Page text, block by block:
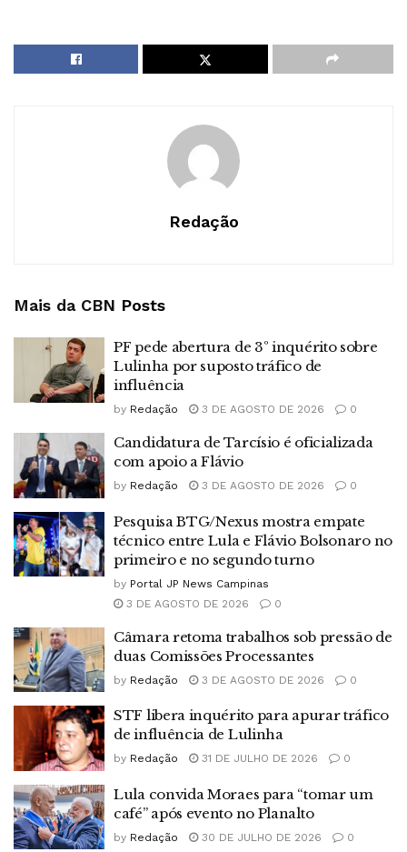
Redação
Mais da CBN Posts
PF pede abertura de 3º inquérito sobre
Lulinha por suposto tráfico de
influência
by Redação 3 DE AGOSTO DE 2026 0
Candidatura de Tarcísio é oficializada
com apoio a Flávio
by Redação 3 DE AGOSTO DE 2026 0
Pesquisa BTG/Nexus mostra empate
técnico entre Lula e Flávio Bolsonaro no
primeiro e no segundo turno
by Portal JP News Campinas
3 DE AGOSTO DE 2026
0
Câmara retoma trabalhos sob pressão de
duas Comissões Processantes
by Redação 3 DE AGOSTO DE 2026 0
STF libera inquérito para apurar tráfico
de influência de Lulinha
by Redação 31 DE JULHO DE 2026 0
Lula convida Moraes para “tomar um
café” após evento no Planalto
by Redação 30 DE JULHO DE 2026 0